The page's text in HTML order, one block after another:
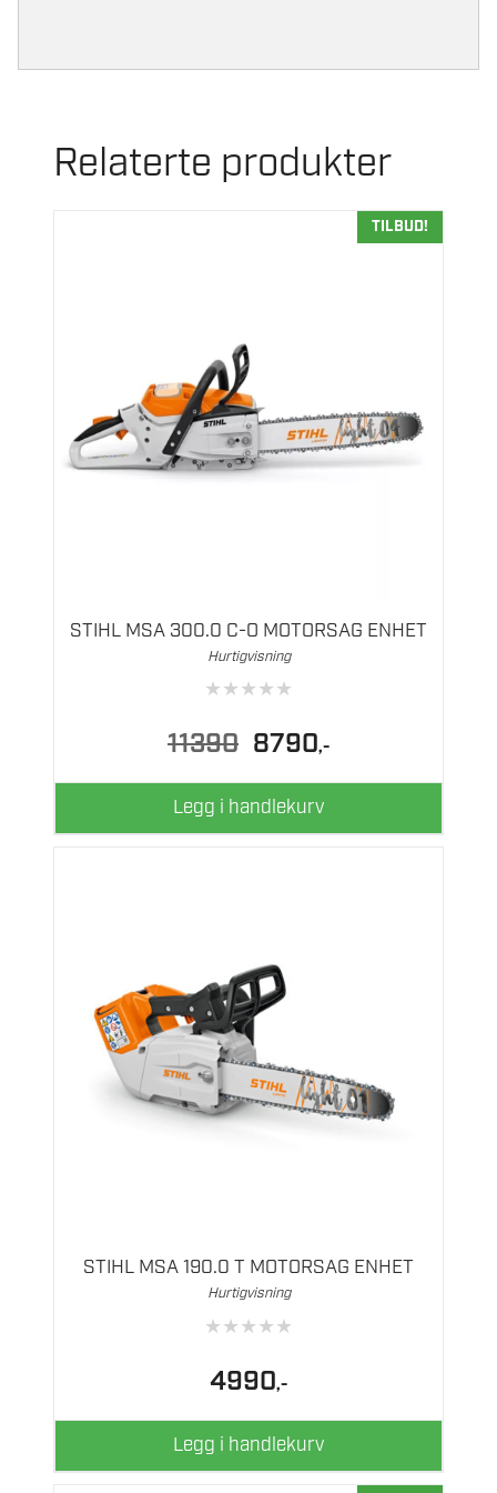
Relaterte produkter
TILBUD!
STIHL MSA 300.0 C-O MOTORSAG ENHET
Hurtigvisning
★★★★★
11390
Opprinnelig
pris
var:
11390.
8790pris
er:
8790.
,-
Legg i handlekurv
STIHL MSA 190.0 T MOTORSAG ENHET
Hurtigvisning
★★★★★
4990,-
Legg i handlekurv